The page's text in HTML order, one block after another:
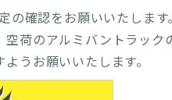
の確認をお願いいたします
空荷のアルミバントラック
うお願いいたします。